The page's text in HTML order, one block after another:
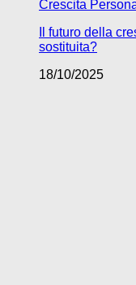
Crescita
Il futuro della
sostituita?
18/10/2025